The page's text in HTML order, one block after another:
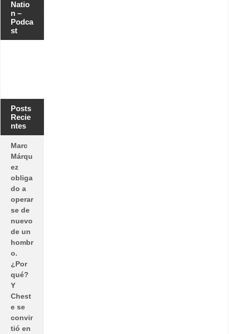
Natio
n –
Podca
st
Posts
Recie
ntes
Marc
Márqu
ez
obliga
do a
operar
se de
nuevo
de un
hombr
o.
¿Por
qué?
Y
Chest
e se
convir
tió en